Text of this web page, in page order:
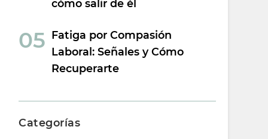
cómo salir de él
Fatiga por Compasión
Laboral: Señales y Cómo
Recuperarte
Categorías